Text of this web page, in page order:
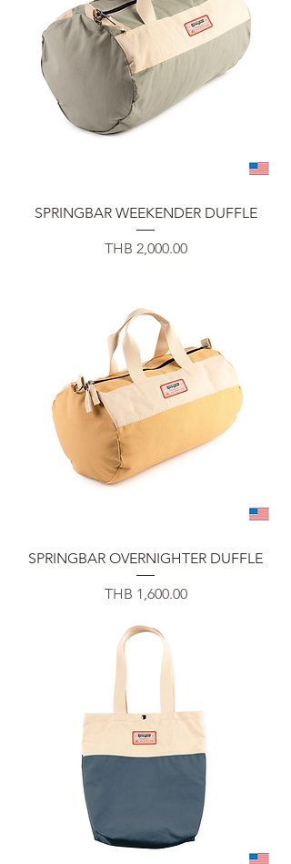
SPRINGBAR WEEKENDER DUFFLE
Price
THB 2,000.00
SPRINGBAR OVERNIGHTER DUFFLE
Price
THB 1,600.00